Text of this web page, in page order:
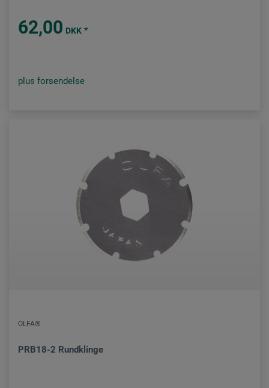
62,00 DKK *
plus forsendelse
OLFA®
PRB18-2 Rundklinge